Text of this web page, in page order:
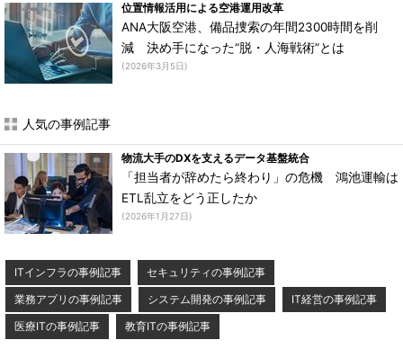
位置情報活用による空港運用改革
ANA大阪空港、備品捜索の年間2300時間を削
減 決め手になった“脱・人海戦術”とは
(2026年3月5日)
人気の事例記事
物流大手のDXを支えるデータ基盤統合
「担当者が辞めたら終わり」の危機 鴻池運輸は
ETL乱立をどう正したか
(2026年1月27日)
ITインフラの事例記事
セキュリティの事例記事
業務アプリの事例記事
システム開発の事例記事
IT経営の事例記事
医療ITの事例記事
教育ITの事例記事